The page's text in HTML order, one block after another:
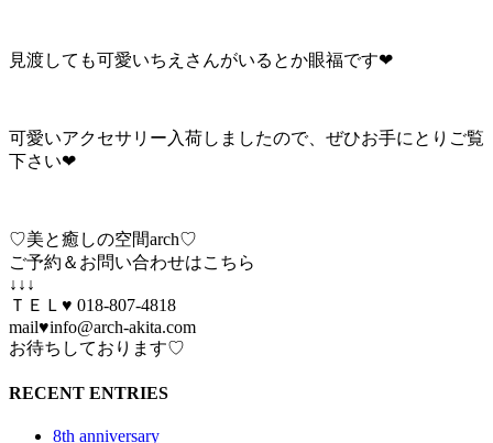
見渡しても可愛いちえさんがいるとか眼福です❤︎
可愛いアクセサリー入荷しましたので、ぜひお手にとりご覧
下さい❤︎
♡美と癒しの空間arch♡
ご予約＆お問い合わせはこちら
↓↓↓
ＴＥＬ♥ 018-807-4818
mail♥info@arch-akita.com
お待ちしております♡
RECENT ENTRIES
8th anniversary